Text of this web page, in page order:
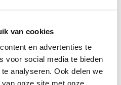
van cookies
en advertenties te
voor social media te bieden
analyseren. Ook delen we
onze site met onze